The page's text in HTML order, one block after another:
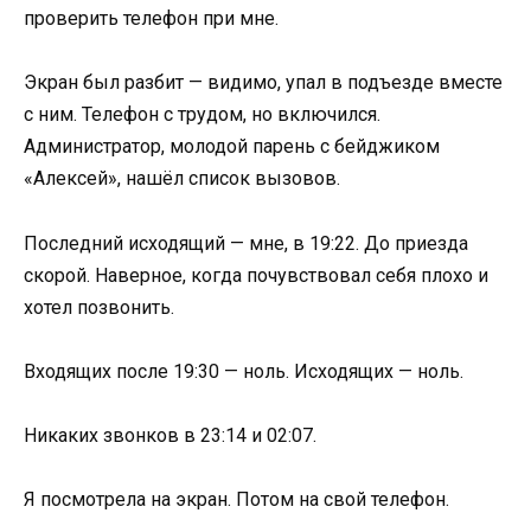
проверить телефон при мне.
Экран был разбит — видимо, упал в подъезде вместе
с ним. Телефон с трудом, но включился.
Администратор, молодой парень с бейджиком
«Алексей», нашёл список вызовов.
Последний исходящий — мне, в 19:22. До приезда
скорой. Наверное, когда почувствовал себя плохо и
хотел позвонить.
Входящих после 19:30 — ноль. Исходящих — ноль.
Никаких звонков в 23:14 и 02:07.
Я посмотрела на экран. Потом на свой телефон.